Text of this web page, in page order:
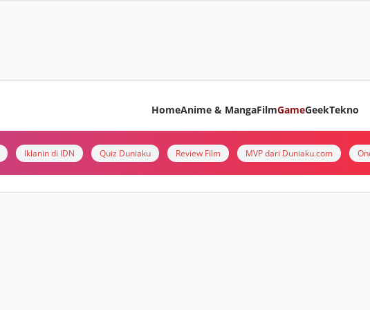
HomeAnime & MangaFilmGameGeekTekno
Iklanin di IDN Quiz Duniaku Review Film MVP dari Duniaku.com